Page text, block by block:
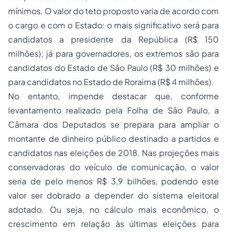
mínimos. O valor do teto proposto varia de acordo com
o cargo e com o Estado: o mais significativo será para
candidatos a presidente da República (R$ 150
milhões); já para governadores, os extremos são para
candidatos do Estado de São Paulo (R$ 30 milhões) e
para candidatos no Estado de Roraima (R$ 4 milhões).
No entanto, impende destacar que, conforme
levantamento realizado pela Folha de São Paulo, a
Câmara dos Deputados se prepara para ampliar o
montante de dinheiro público destinado a partidos e
candidatos nas eleições de 2018. Nas projeções mais
conservadoras do veículo de comunicação, o valor
seria de pelo menos R$ 3,9 bilhões, podendo este
valor ser dobrado a depender do sistema eleitoral
adotado. Ou seja, no cálculo mais econômico, o
crescimento em relação às últimas eleições para